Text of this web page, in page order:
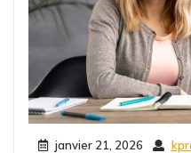
janvier 21, 2026